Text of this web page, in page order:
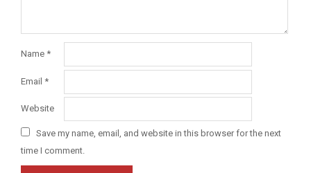
Name *
Email *
Website
Save my name, email, and website in this browser for the next
time I comment.